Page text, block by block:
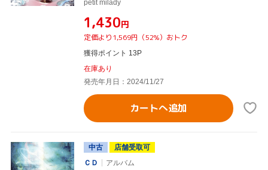
petit milady
¥1,430円
定価より1,569円（52%）おトク
獲得ポイント 13P
在庫あり
発売年月日：2024/11/27
カートへ追加
中古
店舗受取可
ＣＤ
アルバム